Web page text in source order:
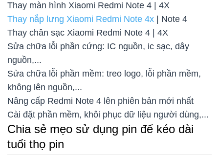
Thay màn hình Xiaomi Redmi Note 4 | 4X
Thay nắp lưng Xiaomi Redmi Note 4x | Note 4
Thay chân sạc Xiaomi Redmi Note 4 | 4X
Sửa chữa lỗi phần cứng: IC nguồn, ic sạc, dây
nguồn,...
Sửa chữa lỗi phần mềm: treo logo, lỗi phần mềm,
không lên nguồn,...
Nâng cấp Redmi Note 4 lên phiên bản mới nhất
Cài đặt phần mềm, khôi phục dữ liệu người dùng,...
Chia sẻ mẹo sử dụng pin để kéo dài
tuổi thọ pin